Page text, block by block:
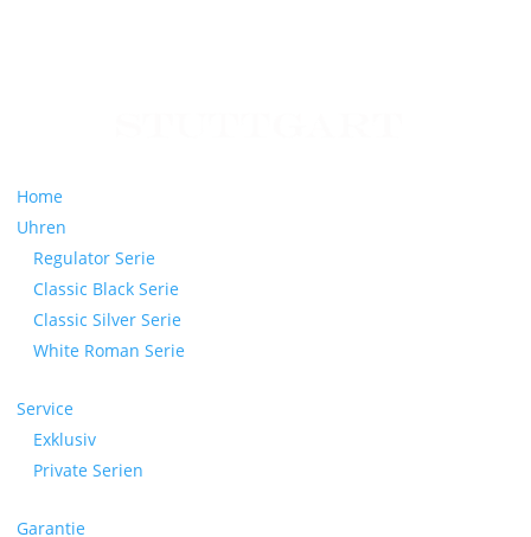
Home
Uhren
Regulator Serie
Classic Black Serie
Classic Silver Serie
White Roman Serie
Service
Exklusiv
Private Serien
Garantie